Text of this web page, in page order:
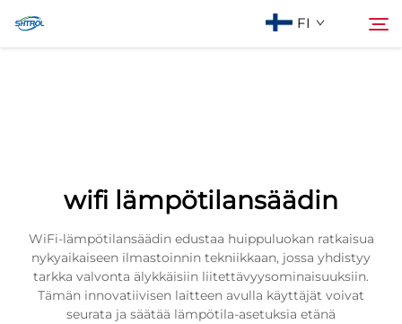
FI
wifi lämpötilansäädin
WiFi-lämpötilansäädin edustaa huippuluokan ratkaisua
nykyaikaiseen ilmastoinnin tekniikkaan, jossa yhdistyy
tarkka valvonta älykkäisiin liitettävyysominaisuuksiin.
Tämän innovatiivisen laitteen avulla käyttäjät voivat
seurata ja säätää lämpötila-asetuksia etänä